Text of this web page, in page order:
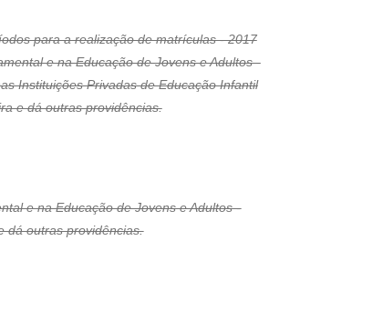
para a realização de matrículas - 2017
e na Educação de Jovens e Adultos -
Instituições Privadas de Educação Infantil
e dá outras providências.
e na Educação de Jovens e Adultos -
dá outras providências.